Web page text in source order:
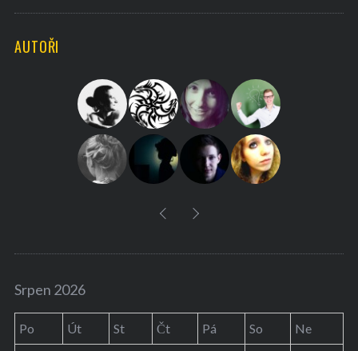
c
C
AUTOŘI
Srpen 2026
Po Út St Čt Pá So Ne